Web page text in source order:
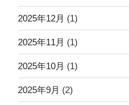
2025年12月 (1)
2025年11月 (1)
2025年10月 (1)
2025年9月 (2)